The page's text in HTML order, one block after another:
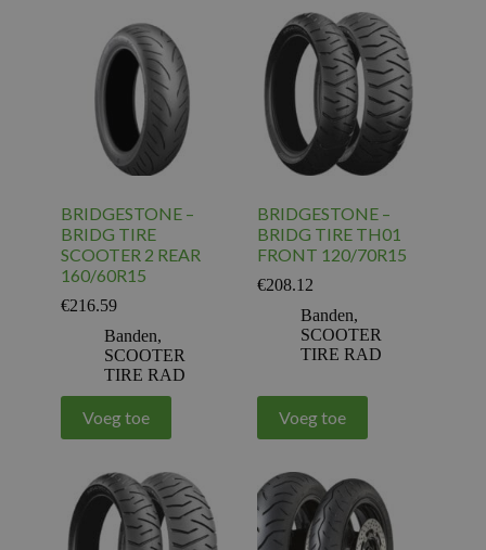
BRIDGESTONE –
BRIDG TIRE
SCOOTER 2 REAR
160/60R15
€216.59
Banden,
SCOOTER
TIRE RAD
Voeg toe
BRIDGESTONE –
BRIDG TIRE TH01
FRONT 120/70R15
€208.12
Banden,
SCOOTER
TIRE RAD
Voeg toe